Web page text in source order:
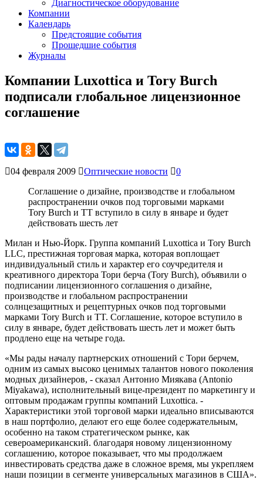
Диагностическое оборудование
Компании
Календарь
Предстоящие события
Прошедшие события
Журналы
Компании Luxottica и Tory Burch
подписали глобальное лицензионное
соглашение
04 февраля 2009 Оптические новости
0
Соглашение о дизайне, производстве и глобальном
распространении очков под торговыми марками
Tory Burch и TT вступило в силу в январе и будет
действовать шесть лет
Милан и Нью-Йорк. Группа компаний Luxottica и Tory Burch
LLC, престижная торговая марка, которая воплощает
индивидуальный стиль и характер его соучредителя и
креативного директора Тори берча (Tory Burch), объявили о
подписании лицензионного соглашения о дизайне,
производстве и глобальном распространении
солнцезащитных и рецептурных очков под торговыми
марками Tory Burch и TT. Соглашение, которое вступило в
силу в январе, будет действовать шесть лет и может быть
продлено еще на четыре года.
«Мы рады началу партнерских отношений с Тори берчем,
одним из самых высоко ценимых талантов нового поколения
модных дизайнеров, - сказал Антонио Миякава (Antonio
Miyakawa), исполнительный вице-президент по маркетингу и
оптовым продажам группы компаний Luxottica. -
Характеристики этой торговой марки идеально вписываются
в наш портфолио, делают его еще более содержательным,
особенно на таком стратегическом рынке, как
североамериканский. благодаря новому лицензионному
соглашению, которое показывает, что мы продолжаем
инвестировать средства даже в сложное время, мы укрепляем
наши позиции в сегменте универсальных магазинов в США».